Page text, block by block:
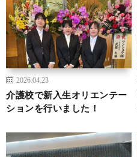
2026.04.23
介護校で新入生オリエンテー
ションを行いました！